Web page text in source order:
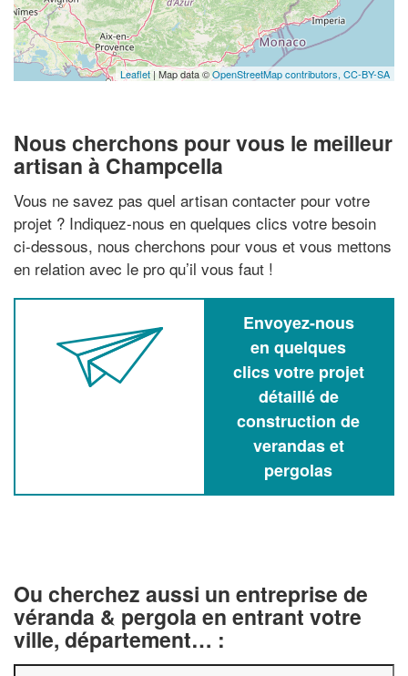
Leaflet | Map data ©OpenStreetMap contributors, CC-BY-SA
Nous cherchons pour vous le meilleur
artisan à Champcella
Vous ne savez pas quel artisan contacter pour votre
projet ? Indiquez-nous en quelques clics votre besoin
ci-dessous, nous cherchons pour vous et vous mettons
en relation avec le pro qu’il vous faut !
Envoyez-nous
en quelques
clics votre projet
détaillé de
construction de
verandas et
pergolas
Ou cherchez aussi un entreprise de
véranda & pergola en entrant votre
ville, département… :